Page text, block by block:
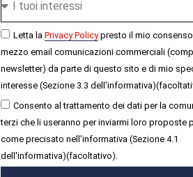
Letta la Privacy Policypresto il mio consenso
mezzo email comunicazioni commerciali
newsletter) da parte di questo sito e di mio
interesse (Sezione 3.3
Consento al trattamento dei dati per la
terzi che li useranno per inviarmi loro proposte
come precisato nell'informativa (Sezione 4.1
dell'informativa)(facoltativo).